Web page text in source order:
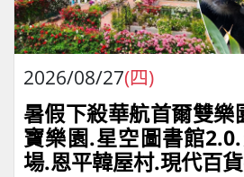
2026/08/27(四)
暑假下殺華航首爾雙樂
寶樂園.星空圖書館
場.恩平韓屋村.現代百